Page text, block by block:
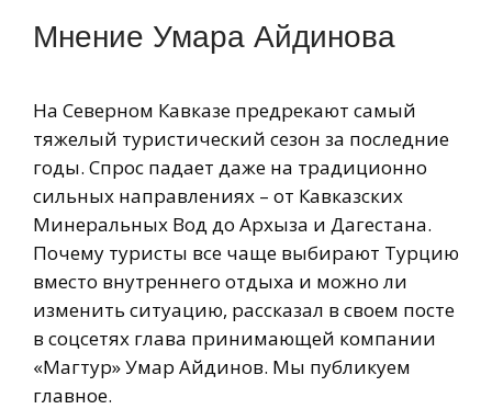
Мнение Умара Айдинова
На Северном Кавказе предрекают самый
тяжелый туристический сезон за последние
годы. Спрос падает даже на традиционно
сильных направлениях – от Кавказских
Минеральных Вод до Архыза и Дагестана.
Почему туристы все чаще выбирают Турцию
вместо внутреннего отдыха и можно ли
изменить ситуацию, рассказал в своем посте
в соцсетях глава принимающей компании
«Магтур» Умар Айдинов. Мы публикуем
главное.